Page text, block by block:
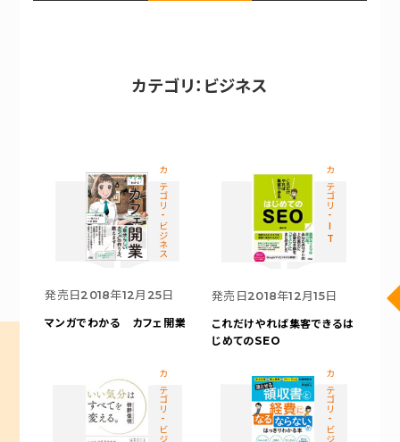
カテゴリ：ビジネス
カテゴリ-ビジネス
発売日 2018年12月25日
マンガでわかる カフェ開業
カテゴリ-IT
発売日 2018年12月15日
これだけやれば集客できるは
じめてのSEO
カテゴリ-ビジネス カテゴリ-ビジネス